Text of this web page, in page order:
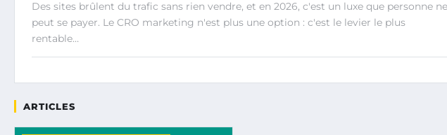
Des sites brûlent du trafic sans rien vendre, et en 2026, c'est un luxe que personne ne
peut se payer. Le CRO marketing n'est plus une option : c'est le levier le plus
rentable…
ARTICLES